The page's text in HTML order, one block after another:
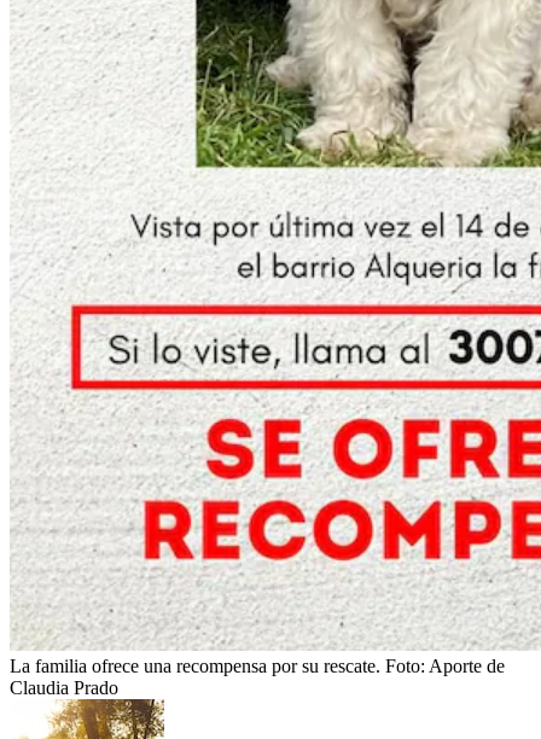
La familia ofrece una recompensa por su rescate. Foto: Aporte de
Claudia Prado